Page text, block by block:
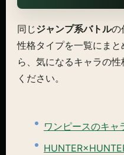
同じジャンプ系バトルの
性格タイプを一覧にま
ら、気になるキャラの
ください。
ワンピースのキャ